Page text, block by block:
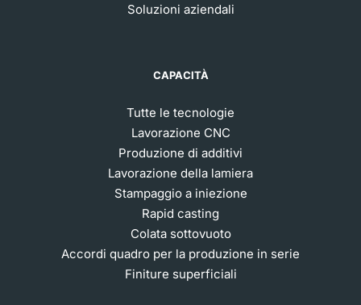
Soluzioni aziendali
CAPACITÀ
Tutte le tecnologie
Lavorazione CNC
Produzione di additivi
Lavorazione della lamiera
Stampaggio a iniezione
Rapid casting
Colata sottovuoto
Accordi quadro per la produzione in serie
Finiture superficiali